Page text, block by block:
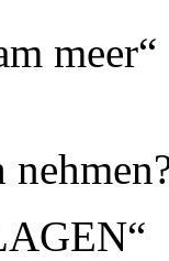
meer“